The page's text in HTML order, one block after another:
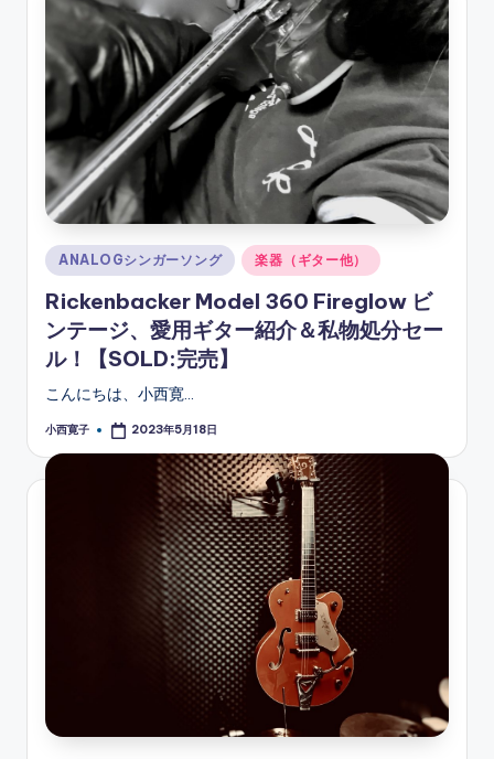
Posted
in
ANALOGシンガーソング 楽器（ギター他）
Rickenbacker Model 360 Fireglow ビ
ンテージ、愛用ギター紹介＆私物処分セー
ル！【SOLD:完売】
こんにちは、小西寛…
Posted
小西寛子 2023年5月18日